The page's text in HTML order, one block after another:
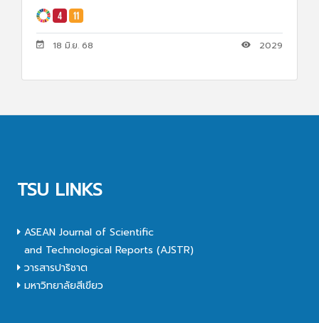
18 มิ.ย. 68 2029
TSU LINKS
ASEAN Journal of Scientific
and Technological Reports (AJSTR)
วารสารปาริชาต
มหาวิทยาลัยสีเขียว